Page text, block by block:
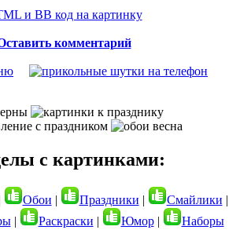
и BB код на картинку
комментарий
с картинками:
Обои | Праздники | Смайлики |
| Раскраски | Юмор| Наборы